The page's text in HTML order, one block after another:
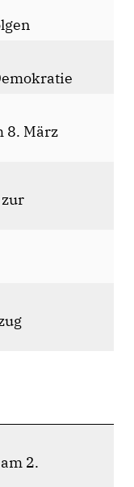
8. März
2.